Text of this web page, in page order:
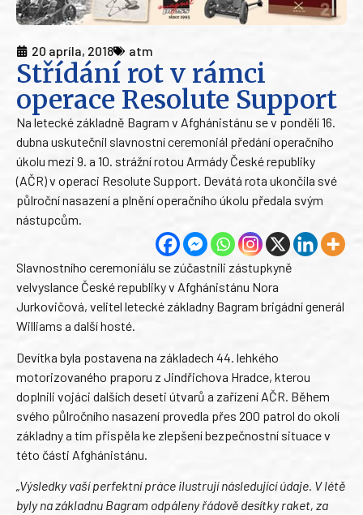
20 apríla, 2018 atm
Střídání rot v rámci
operace Resolute Support
Na letecké základně Bagram v Afghánistánu se v pondělí 16.
dubna uskutečnil slavnostní ceremoniál předání operačního
úkolu mezi 9. a 10. strážní rotou Armády České republiky
(AČR) v operaci Resolute Support. Devátá rota ukončila své
půlroční nasazení a plnění operačního úkolu předala svým
nástupcům.
Slavnostního ceremoniálu se zúčastnili zástupkyně
velvyslance České republiky v Afghánistánu Nora
Jurkovičová, velitel letecké základny Bagram brigádní generál
Williams a další hosté.
Devítka byla postavena na základech 44. lehkého
motorizovaného praporu z Jindřichova Hradce, kterou
doplnili vojáci dalších deseti útvarů a zařízení AČR. Během
svého půlročního nasazení provedla přes 200 patrol do okolí
základny a tím přispěla ke zlepšení bezpečnostní situace v
této části Afghánistánu.
„Výsledky vaší perfektní práce ilustrují následující údaje. V létě
byly na základnu Bagram odpáleny řádově desítky raket, za